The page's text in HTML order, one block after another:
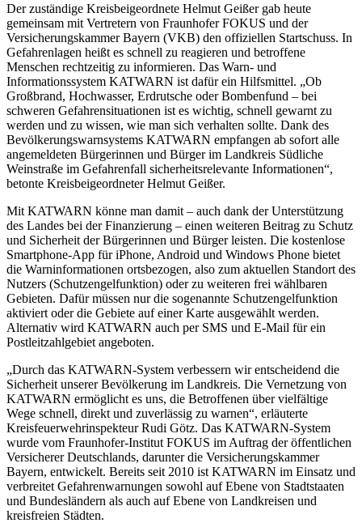
Der zuständige Kreisbeigeordnete Helmut Geißer gab heute
gemeinsam mit Vertretern von Fraunhofer FOKUS und der
Versicherungskammer Bayern (VKB) den offiziellen Startschuss. In
Gefahrenlagen heißt es schnell zu reagieren und betroffene
Menschen rechtzeitig zu informieren. Das Warn- und
Informationssystem KATWARN ist dafür ein Hilfsmittel. „Ob
Großbrand, Hochwasser, Erdrutsche oder Bombenfund – bei
schweren Gefahrensituationen ist es wichtig, schnell gewarnt zu
werden und zu wissen, wie man sich verhalten sollte. Dank des
Bevölkerungswarnsystems KATWARN empfangen ab sofort alle
angemeldeten Bürgerinnen und Bürger im Landkreis Südliche
Weinstraße im Gefahrenfall sicherheitsrelevante Informationen“,
betonte Kreisbeigeordneter Helmut Geißer.
Mit KATWARN könne man damit – auch dank der Unterstützung
des Landes bei der Finanzierung – einen weiteren Beitrag zu Schutz
und Sicherheit der Bürgerinnen und Bürger leisten. Die kostenlose
Smartphone-App für iPhone, Android und Windows Phone bietet
die Warninformationen ortsbezogen, also zum aktuellen Standort des
Nutzers (Schutzengelfunktion) oder zu weiteren frei wählbaren
Gebieten. Dafür müssen nur die sogenannte Schutzengelfunktion
aktiviert oder die Gebiete auf einer Karte ausgewählt werden.
Alternativ wird KATWARN auch per SMS und E-Mail für ein
Postleitzahlgebiet angeboten.
„Durch das KATWARN-System verbessern wir entscheidend die
Sicherheit unserer Bevölkerung im Landkreis. Die Vernetzung von
KATWARN ermöglicht es uns, die Betroffenen über vielfältige
Wege schnell, direkt und zuverlässig zu warnen“, erläuterte
Kreisfeuerwehrinspekteur Rudi Götz. Das KATWARN-System
wurde vom Fraunhofer-Institut FOKUS im Auftrag der öffentlichen
Versicherer Deutschlands, darunter die Versicherungskammer
Bayern, entwickelt. Bereits seit 2010 ist KATWARN im Einsatz und
verbreitet Gefahrenwarnungen sowohl auf Ebene von Stadtstaaten
und Bundesländern als auch auf Ebene von Landkreisen und
kreisfreien Städten.